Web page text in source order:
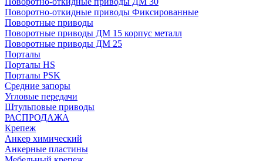
Поворотно-откидные приводы Фиксированные
Поворотные приводы
Поворотные приводы ДМ 15 корпус металл
Поворотные приводы ДМ 25
Порталы
Порталы HS
Порталы PSK
Средние запоры
Угловые передачи
Штульповые приводы
РАСПРОДАЖА
Крепеж
Анкер химический
Анкерные пластины